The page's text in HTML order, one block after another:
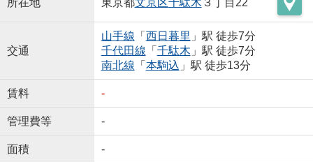
所在地 東京都文京区千駄木 ３丁目22
交通
山手線 「 西日暮里 」駅 徒歩7分
千代田線 「 千駄木 」駅 徒歩7分
南北線 「 本駒込 」駅 徒歩13分
賃料 -
管理費等 -
面積 -